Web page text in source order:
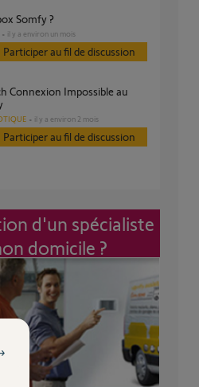
Somfy ?
il y a environ un mois
Participer au fil de discussion
il y a environ 2 mois
Participer au fil de discussion
d'un spécialiste
domicile ?